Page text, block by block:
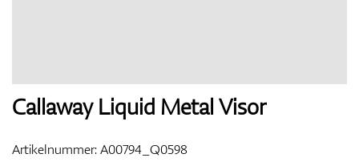
Callaway Liquid Metal Visor
Artikelnummer:A00794_Q0598